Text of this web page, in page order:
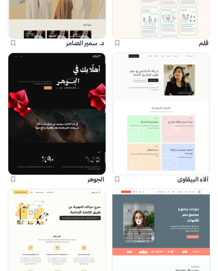
قلم د. سمير الضامر
آلاء البيقاوي الجوهر